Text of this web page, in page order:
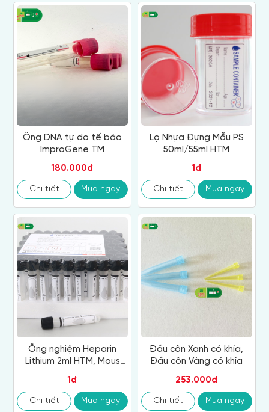
Ống DNA tự do tế bào
ImproGene TM
180.000đ
Chi tiết Mua ngay
Lọ Nhựa Đựng Mẫu PS
50ml/55ml HTM
1đ
Chi tiết Mua ngay
Ống nghiệm Heparin
Lithium 2ml HTM, Mous
1đ
Chi tiết Mua ngay
Đầu côn Xanh có khía,
Đầu côn Vàng có khía
253.000đ
Chi tiết Mua ngay